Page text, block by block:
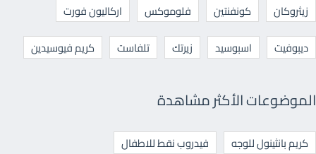
زيثروكان
كونفنتين فلوموكس
اركاليون فورت
ديبوفيت
اسبوسيد زيرتك تلفاست كريم فيوسيدين
الموضوعات الأكثر مشاهدة
كريم بانثينول للوجه فيدروب نقط للاطفال